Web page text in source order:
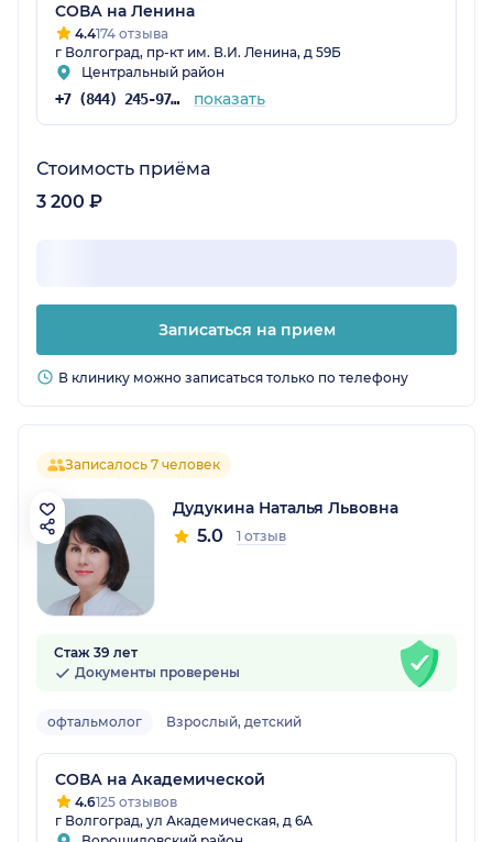
СОВА на Ленина
4.4174 отзыва
г Волгоград, пр-кт им. В.И. Ленина, д 59Б
Центральный район
+7 (844) 245-97-65 показать
Стоимость приёма
3 200 ₽
Записаться на прием
В клинику можно записаться только по телефону
Записалось 7 человек
Дудукина Наталья Львовна
5.0 1 отзыв
Стаж 39 лет
Документы проверены
офтальмолог Взрослый, детский
СОВА на Академической
4.6125 отзывов
г Волгоград, ул Академическая, д 6А